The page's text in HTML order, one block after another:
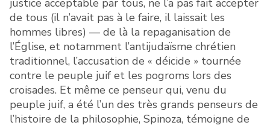
justice acceptable par tous, ne l’a pas fait accepter
de tous (il n’avait pas à le faire, il laissait les
hommes libres) — de là la repaganisation de
l’Église, et notamment l’antijudaïsme chrétien
traditionnel, l’accusation de « déicide » tournée
contre le peuple juif et les pogroms lors des
croisades. Et même ce penseur qui, venu du
peuple juif, a été l’un des très grands penseurs de
l’histoire de la philosophie, Spinoza, témoigne de